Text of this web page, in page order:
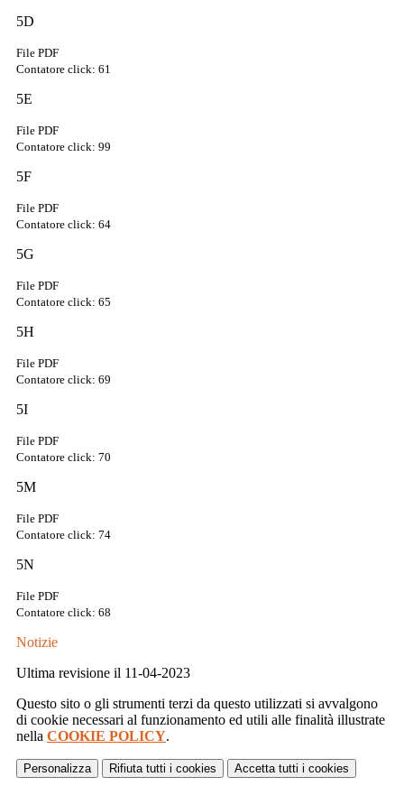
5D
File PDF
Contatore click: 61
5E
File PDF
Contatore click: 99
5F
File PDF
Contatore click: 64
5G
File PDF
Contatore click: 65
5H
File PDF
Contatore click: 69
5I
File PDF
Contatore click: 70
5M
File PDF
Contatore click: 74
5N
File PDF
Contatore click: 68
Notizie
Ultima revisione il 11-04-2023
Questo sito o gli strumenti terzi da questo utilizzati si avvalgono
di cookie necessari al funzionamento ed utili alle finalità illustrate
nella COOKIE POLICY.
Personalizza Rifiuta tutti i cookies Accetta tutti i cookies